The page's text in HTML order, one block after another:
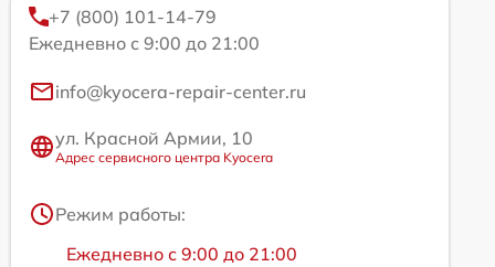
+7 (800) 101-14-79
Ежедневно с 9:00 до 21:00
info@kyocera-repair-center.ru
ул. Красной Армии, 10
Адрес сервисного центра Kyocera
Режим работы:
Ежедневно с 9:00 до 21:00